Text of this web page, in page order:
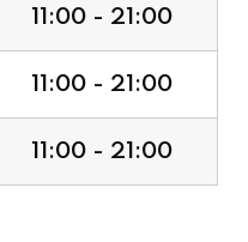
11:00 - 21:00
11:00 - 21:00